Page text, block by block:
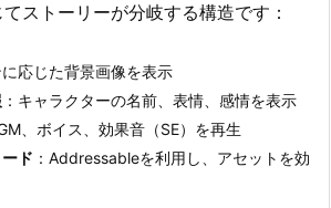
ストーリーが分岐する構造です：
に応じた背景画像を表示
：キャラクターの名前、表情、感情を表示
、ボイス、効果音（SE）を再生
ド ：Addressableを利用し、アセットを効